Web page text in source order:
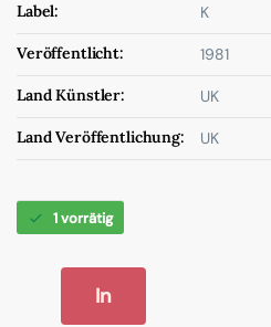
Label: K
Veröffentlicht: 1981
Land Künstler: UK
Land Veröffentlichung: UK
1 vorrätig
In